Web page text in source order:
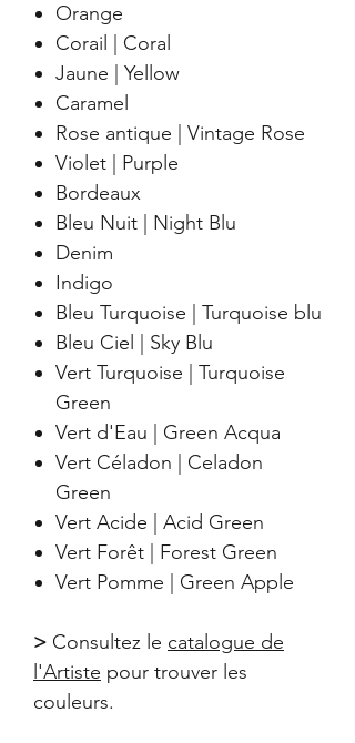
Orange
Corail | Coral
Jaune | Yellow
Caramel
Rose antique | Vintage Rose
Violet | Purple
Bordeaux
Bleu Nuit | Night Blu
Denim
Indigo
Bleu Turquoise | Turquoise blu
Bleu Ciel | Sky Blu
Vert Turquoise | Turquoise
Green
Vert d'Eau | Green Acqua
Vert Céladon | Celadon
Green
Vert Acide | Acid Green
Vert Forêt | Forest Green
Vert Pomme | Green Apple
> Consultez le catalogue de
l'Artiste pour trouver les
couleurs.